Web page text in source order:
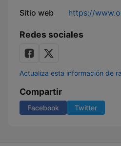
Sitio web https://
Redes sociales
Actualiza esta información de
Compartir
Facebook Twitter